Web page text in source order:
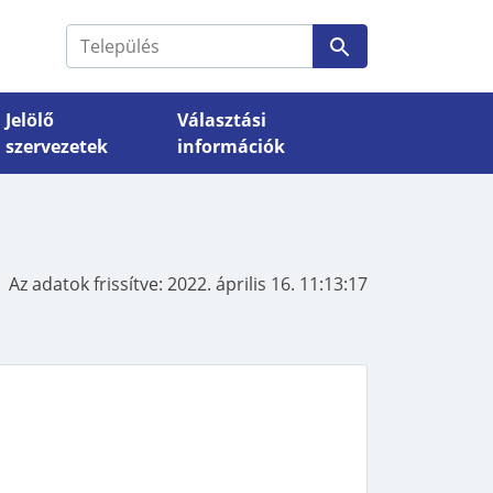
Jelölő
szervezetek
Választási
információk
Választási szervek
Az adatok frissítve: 2022. április 16. 11:13:17